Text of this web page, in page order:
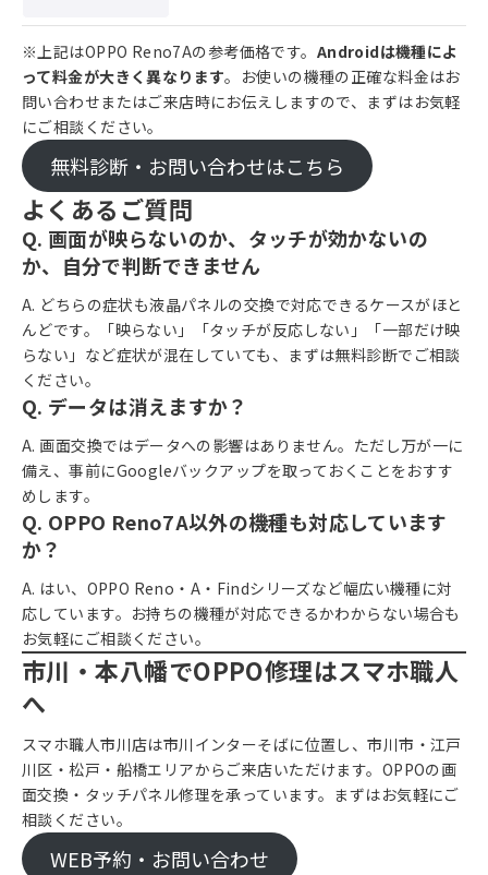
※上記はOPPO Reno7Aの参考価格です。 Androidは機種によ
って料金が大きく異なります。お使いの機種の正確な料金はお
問い合わせまたはご来店時にお伝えしますので、まずはお気軽
にご相談ください。
無料診断・お問い合わせはこちら
よくあるご質問
Q. 画面が映らないのか、タッチが効かないの
か、自分で判断できません
A. どちらの症状も液晶パネルの交換で対応できるケースがほと
んどです。「映らない」「タッチが反応しない」「一部だけ映
らない」など症状が混在していても、まずは無料診断でご相談
ください。
Q. データは消えますか？
A. 画面交換ではデータへの影響はありません。ただし万が一に
備え、事前にGoogleバックアップを取っておくことをおすす
めします。
Q. OPPO Reno7A以外の機種も対応しています
か？
A. はい、OPPO Reno・A・Findシリーズなど幅広い機種に対
応しています。お持ちの機種が対応できるかわからない場合も
お気軽にご相談ください。
市川・本八幡でOPPO修理はスマホ職人
へ
スマホ職人市川店は市川インターそばに位置し、市川市・江戸
川区・松戸・船橋エリアからご来店いただけます。OPPOの画
面交換・タッチパネル修理を承っています。まずはお気軽にご
相談ください。
WEB予約・お問い合わせ